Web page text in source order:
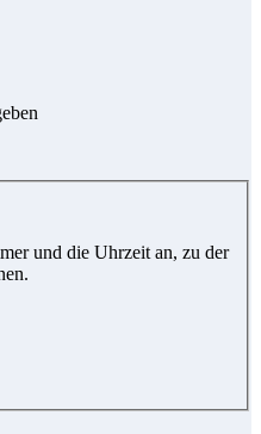
und die Uhrzeit an, zu der